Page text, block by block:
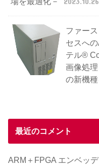
ファー
セスへ
テル®
画像処
の新機
最近のコメント
ARM＋FPGA エンベッ